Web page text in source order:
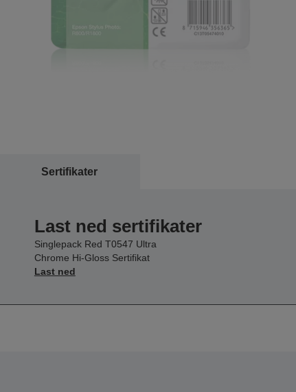
Sertifikater
Last ned sertifikater
Singlepack Red T0547 Ultra
Chrome Hi-Gloss Sertifikat
Last ned